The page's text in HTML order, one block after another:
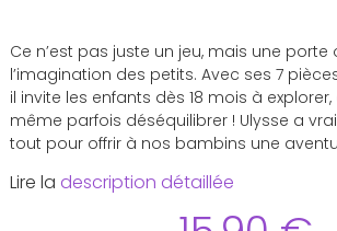
Ce n’est pas juste un jeu, mais une porte
l’imagination des petits. Avec ses 7
il invite les enfants dès 18 mois à
même parfois déséquilibrer ! Ulysse a
tout pour offrir à nos bambins une
Lire la description détaillée